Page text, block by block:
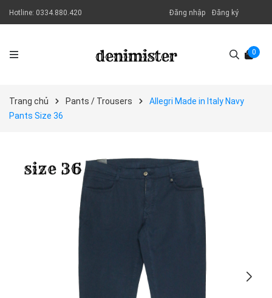
Hotline: 0334.880.420 Đăng nhập Đăng ký
0
Trang chủ Pants / Trousers
Allegri Made in Italy Navy
Pants Size 36